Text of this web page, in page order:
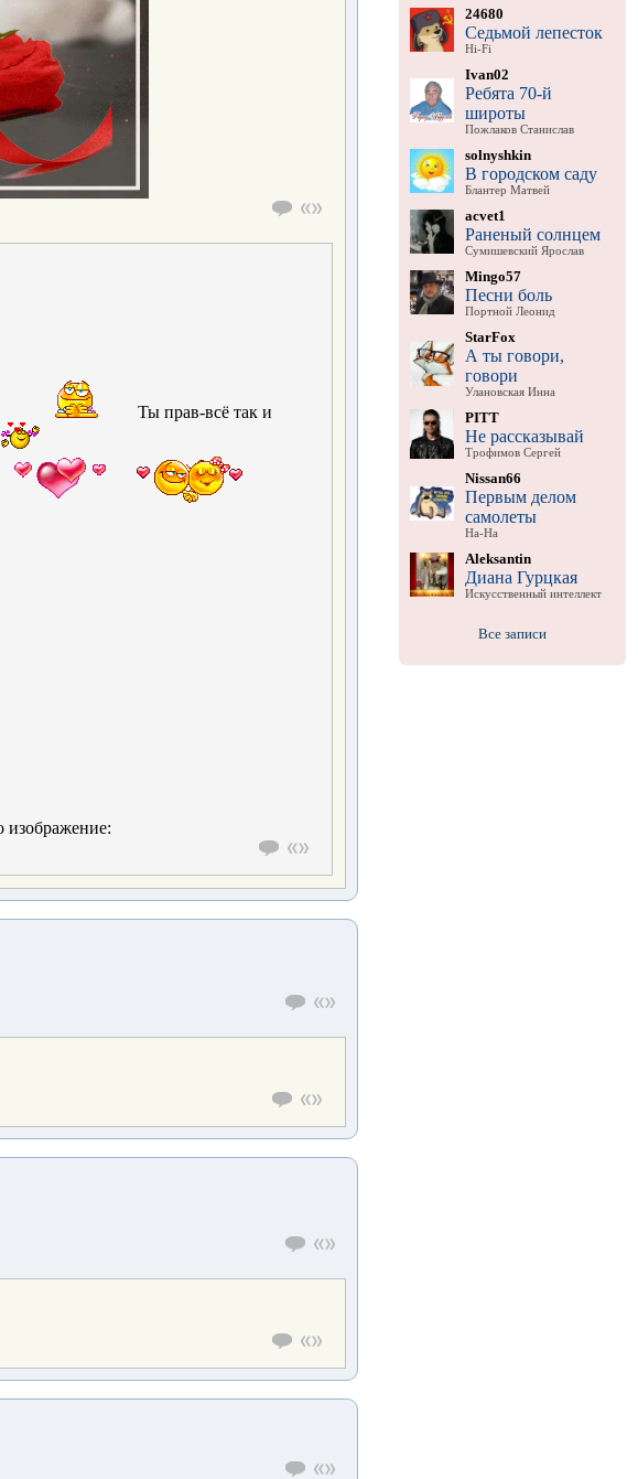
Ты прав-всё так и
24680
Седьмой лепесток
Hi-Fi
Ivan02
Ребята 70-й
широты
Пожлаков Станислав
solnyshkin
В городском саду
Блантер Матвей
acvet1
Раненый солнцем
Сумишевский Ярослав
Mingo57
Песни боль
Портной Леонид
StarFox
А ты говори,
говори
Улановская Инна
PITT
Не рассказывай
Трофимов Сергей
Nissan66
Первым делом
самолеты
На-На
Aleksantin
Диана Гурцкая
Искусственный интеллект
Все записи